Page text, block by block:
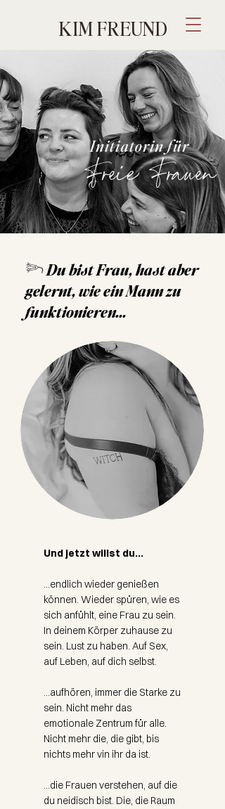
KIM FREUND
Initiatorin für
Freie Frauen
𓆸 Du bist Frau, hast aber
gelernt, wie ein Mann zu
funktionieren...
Und jetzt willst du...
...endlich wieder genießen
können. Wieder spüren, wie es
sich anfühlt, eine Frau zu sein.
In deinem Körper zuhause zu
sein. Lust zu haben. Auf Sex,
auf Leben, auf dich selbst.
...aufhören, immer die Starke zu
sein. Nicht mehr das
emotionale Zentrum für alle.
Nicht mehr die, die gibt, bis
nichts mehr vin ihr da ist.
...die Frauen verstehen, auf die
du neidisch bist. Die, die Raum